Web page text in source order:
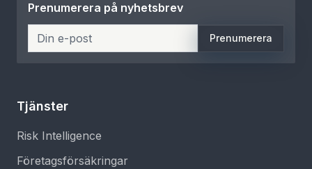
Prenumerera på nyhetsbrev
Prenumerera
Tjänster
Risk Intelligence
Företagsförsäkringar